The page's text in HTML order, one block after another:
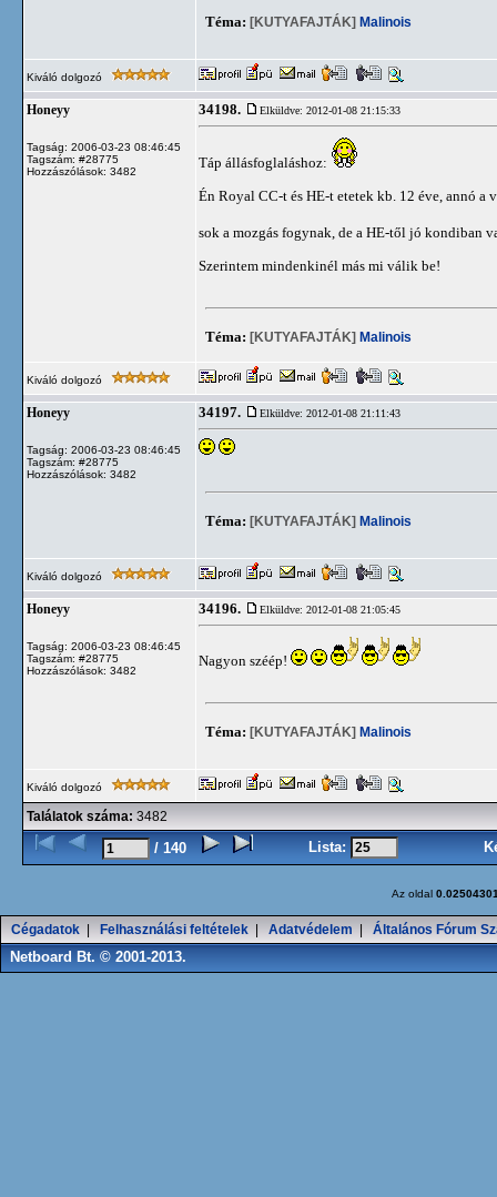
Téma: [KUTYAFAJTÁK] Malinois
Kiváló dolgozó
Honeyy
Tagság: 2006-03-23 08:46:45
Tagszám: #28775
Hozzászólások: 3482
34198. Elküldve: 2012-01-08 21:15:33
Táp állásfoglaláshoz:
Én Royal CC-t és HE-t etetek kb. 12 éve, annó
sok a mozgás fogynak, de a HE-től jó kondiban
Szerintem mindenkinél más mi válik be!
Téma: [KUTYAFAJTÁK] Malinois
Kiváló dolgozó
Honeyy
Tagság: 2006-03-23 08:46:45
Tagszám: #28775
Hozzászólások: 3482
34197. Elküldve: 2012-01-08 21:11:43
Téma: [KUTYAFAJTÁK] Malinois
Kiváló dolgozó
Honeyy
Tagság: 2006-03-23 08:46:45
Tagszám: #28775
Hozzászólások: 3482
34196. Elküldve: 2012-01-08 21:05:45
Nagyon széép!
Téma: [KUTYAFAJTÁK] Malinois
Kiváló dolgozó
Találatok száma: 3482
/ 140 Lista:
Az oldal
Cégadatok Felhasználási feltételek Adatvédelem Általános Fórum
Netboard Bt. © 2001-2013.